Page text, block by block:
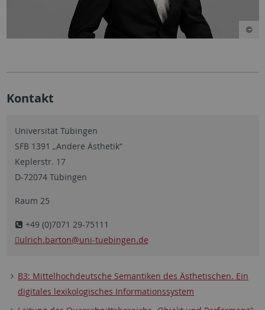
Kontakt
Universität Tübingen
SFB 1391 „Andere Ästhetik“
Keplerstr. 17
D-72074 Tübingen
Raum 25
+49 (0)7071 29-75111
ulrich.barton@uni-tuebingen.de
B3: Mittelhochdeutsche Semantiken des Ästhetischen. Ein
digitales lexikologisches Informationssystem